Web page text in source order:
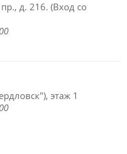
д. 216. (Вход со
этаж 1